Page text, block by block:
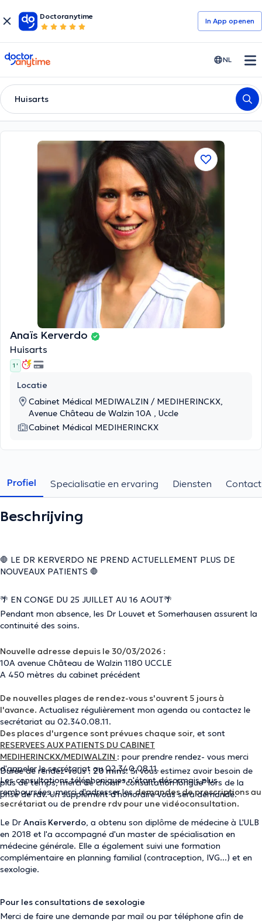
Doctoranytime
In App openen
doctoranytime NL
Huisarts
Anaïs Kerverdo
Huisarts
1 '
Locatie
Cabinet Médical MEDIWALZIN / MEDIHERINCKX,
Avenue Château de Walzin 10A , Uccle
Cabinet Médical MEDIHERINCKX
Profiel Specialisatie en ervaring Diensten Contact
Beschrijving
🛑 LE DR KERVERDO NE PREND ACTUELLEMENT PLUS DE
NOUVEAUX PATIENTS 🛑
🌴 EN CONGE DU 25 JUILLET AU 16 AOUT🌴
Pendant mon absence, les Dr Louvet et Somerhausen assurent la
continuité des soins.
Nouvelle adresse depuis le 30/03/2026 :
10A avenue Château de Walzin 1180 UCCLE
A 450 mètres du cabinet précédent
De nouvelles plages de rendez-vous s'ouvrent 5 jours à
l'avance. Actualisez régulièrement mon agenda ou contactez le
secrétariat au 02.340.08.11.
Des places d'urgence sont prévues chaque soir, et sont
RESERVEES AUX PATIENTS DU CABINET
MEDIHERINCKX/MEDIWALZIN : pour prendre rendez- vous merci
d'appeler le secrétariat au 02.340.08.11.
Les consultations téléphoniques n'étant désormais plus
remboursées, merci d'adresser lesdemandes de prescriptions au
secrétariatou de prendre rdv pour une vidéoconsultation.
Durée de rendez-vous : 20 mins. Si vous estimez avoir besoin de
plus de temps, merci de choisir "consultation longue" lors de la
prise de rdv. Un supplément d'honoraire vous sera demandé.
Le Dr Anaïs Kerverdo, a obtenu son diplôme de médecine à L'ULB
en 2018 et l'a accompagné d'un master de spécialisation en
médecine générale. Elle a également suivi une formation
complémentaire en planning familial (contraception, IVG...) et en
sexologie.
Pour les consultations de sexologie
Merci de faire une demande par mail ou par téléphone afin de